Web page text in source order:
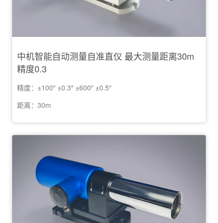
中机智能自动测量自准直仪 最大测量距离30m
精度0.3
精度：±100″ ±0.3″ ±600″ ±0.5″
距离：30m